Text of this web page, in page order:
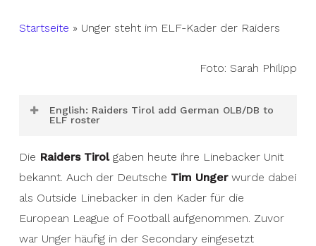
Startseite » Unger steht im ELF-Kader der Raiders
Foto: Sarah Philipp
English: Raiders Tirol add German OLB/DB to
ELF roster
TheRaiders Tirolannounced their linebacker
unit today.Tim Unger, who was mainly active as
a defensive back in the last years, also belongs
to this unit. Unger already played last season in
Innsbruck, where he is currently studying.
Die Raiders Tirolgaben heute ihre Linebacker Unit
bekannt. Auch der Deutsche Tim Ungerwurde dabei
als Outside Linebacker in den Kader für die
European League of Football aufgenommen. Zuvor
war Unger häufig in der Secondary eingesetzt